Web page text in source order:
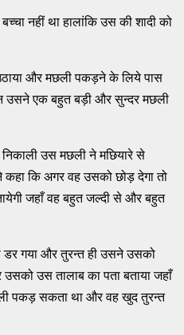
नहीं था हालांकि उस की शादी को
और मछली पकड़ने के लिये पास
उसने एक बहुत बड़ी और सुन्दर मछली
उस मछली ने मछियारे से
कि अगर वह उसको छोड़ देगा तो
जहाँ वह बहुत जल्दी से और बहुत
डर गया और तुरन्त ही उसने उसको
उसको उस तालाब का पता बताया जहाँ
पकड़ सकता था और वह खुद तुरन्त